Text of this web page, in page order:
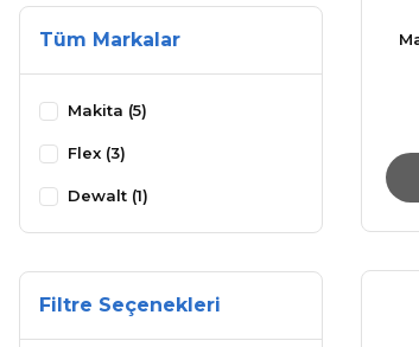
Tüm Markalar
Makita (5)
Flex (3)
Dewalt (1)
Filtre Seçenekleri